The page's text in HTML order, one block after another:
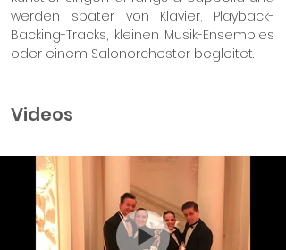
werden später von Klavier, Playback-
Backing-Tracks, kleinen Musik-Ensembles
oder einem Salonorchester begleitet.
Videos